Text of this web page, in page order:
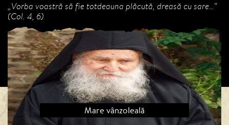
„Vorba voastră să fie totdeauna plăcută, dreasă cu sare…”
(Col. 4, 6)
Mare vânzoleală
Previous Next